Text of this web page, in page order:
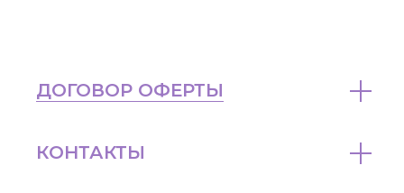
ДОГОВОР ОФЕРТЫ
КОНТАКТЫ